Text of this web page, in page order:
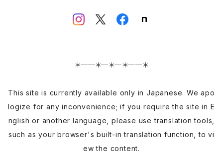
＊──＊─＊─＊──＊
This site is currently available only in Japanese. We apo
logize for any inconvenience; if you require the site in E
nglish or another language, please use translation tools,
such as your browser's built-in translation function, to vi
ew the content.